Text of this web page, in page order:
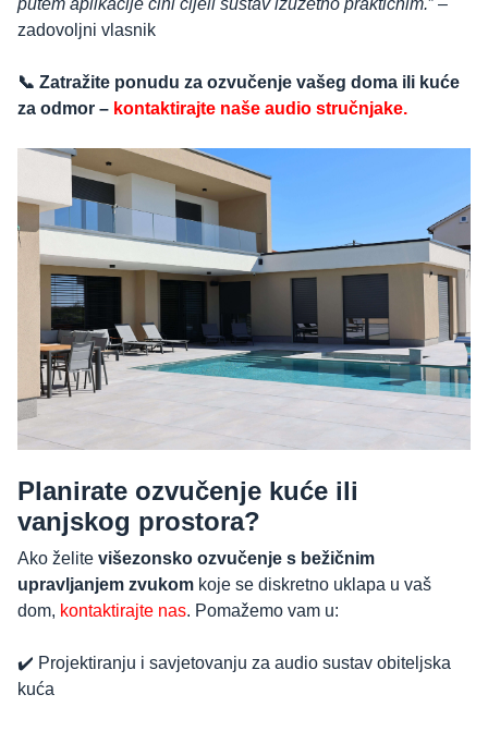
putem aplikacije čini cijeli sustav izuzetno praktičnim.” –
zadovoljni vlasnik
📞 Zatražite ponudu za ozvučenje vašeg doma ili kuće
za odmor – kontaktirajte naše audio stručnjake.
Planirate ozvučenje kuće ili
vanjskog prostora?
Ako želite višezonsko ozvučenje s bežičnim
upravljanjem zvukom koje se diskretno uklapa u vaš
dom, kontaktirajte nas. Pomažemo vam u:
✔️ Projektiranju i savjetovanju za audio sustav obiteljska
kuća